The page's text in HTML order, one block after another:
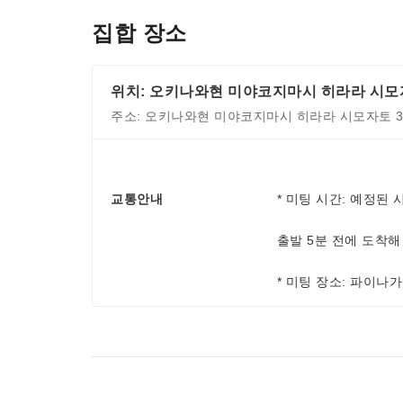
집합 장소
위치: 오키나와현 미야코지마시 히라라 시
주소: 오키나와현 미야코지마시 히라라 시모자토
교통안내 * 미팅 시간: 예정된
출발 5분 전에 도착
* 미팅 장소: 파이나